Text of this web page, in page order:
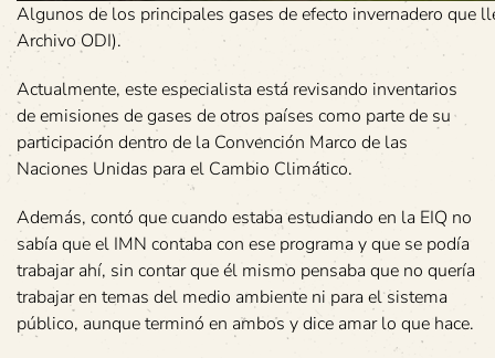
Algunos de los principales gases de efecto invernadero que
Archivo ODI).
Actualmente, este especialista está revisando inventarios
de emisiones de gases de otros países como parte de su
participación dentro de la Convención Marco de las
Naciones Unidas para el Cambio Climático.
Además, contó que cuando estaba estudiando en la EIQ no
sabía que el IMN contaba con ese programa y que se podía
trabajar ahí, sin contar que él mismo pensaba que no quería
trabajar en temas del medio ambiente ni para el sistema
público, aunque terminó en ambos y dice amar lo que hace.